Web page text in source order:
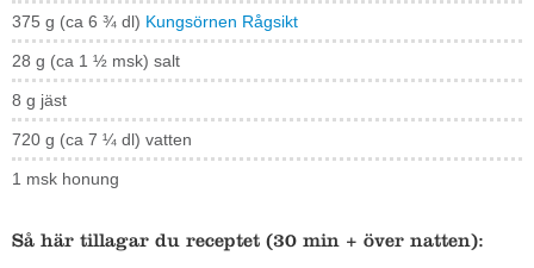
375 g (ca 6 ¾ dl) Kungsörnen Rågsikt
28 g (ca 1 ½ msk) salt
8 g jäst
720 g (ca 7 ¼ dl) vatten
1 msk honung
Så här tillagar du receptet (30 min + över natten):